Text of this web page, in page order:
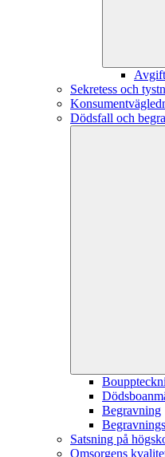
Sekretess och
Dödsfall och
Begravning
Satsning på
Omsorgens